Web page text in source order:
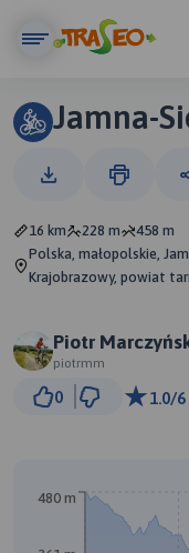
Jamna-
16 km 228 m
458 m
Polska, małopolskie,
Krajobrazowy, powiat
Piotr
piotrmm
0 1.0/6
480 m